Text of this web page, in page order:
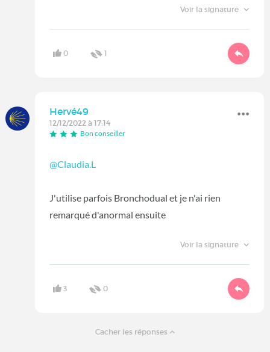
Voir la signature
0 1
Hervé49
12/12/2022 à 17:14
Bon conseiller
@Claudia.L
J'utilise parfois Bronchodual et je n'ai rien
remarqué d'anormal ensuite
Voir la signature
3 0
Cacher les réponses